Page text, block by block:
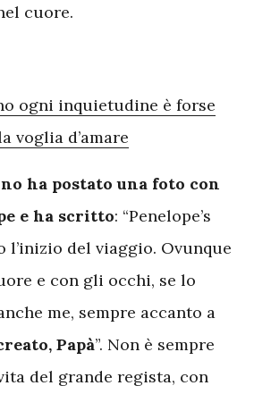
cuore.
ogni inquietudine è forse
voglia d’amare
ha postato una foto con
e ha scritto: “Penelope’s
l’inizio del viaggio. Ovunque
e con gli occhi, se lo
me, sempre accanto a
Papà”. Non è sempre
del grande regista, con